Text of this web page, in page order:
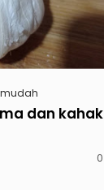
dan kahak
0